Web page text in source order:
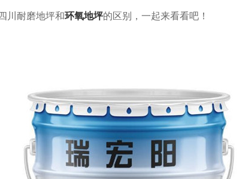
川耐磨地坪和环氧地坪的区别，一起来看看吧！